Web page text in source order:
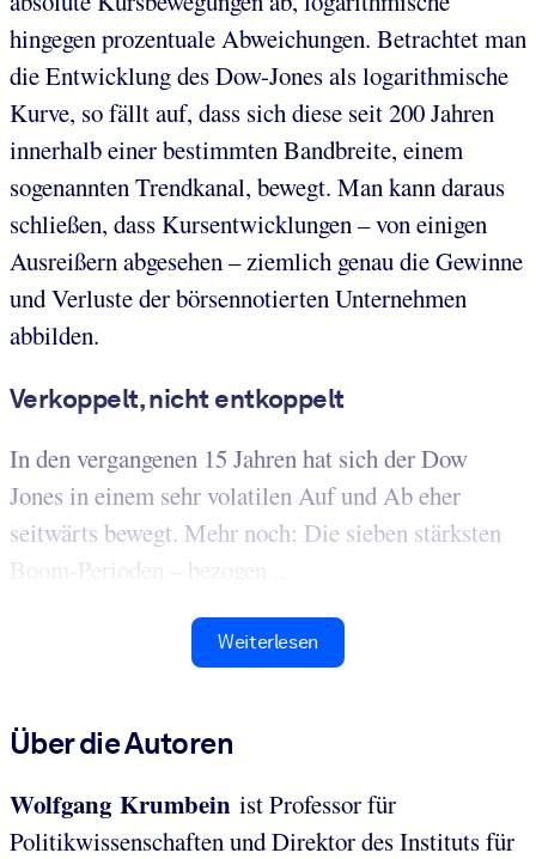
hingegen prozentuale Abweichungen. Betrachtet man
die Entwicklung des Dow-Jones als logarithmische
Kurve, so fällt auf, dass sich diese seit 200 Jahren
innerhalb einer bestimmten Bandbreite, einem
sogenannten Trendkanal, bewegt. Man kann daraus
schließen, dass Kursentwicklungen – von einigen
Ausreißern abgesehen – ziemlich genau die Gewinne
und Verluste der börsennotierten Unternehmen
abbilden.
Verkoppelt, nicht entkoppelt
In den vergangenen 15 Jahren hat sich der Dow
Jones in einem sehr volatilen Auf und Ab eher
seitwärts bewegt. Mehr noch: Die sieben stärksten
Boom-Perioden – bezogen...
Weiterlesen
Über die Autoren
Wolfgang Krumbein ist Professor für
Politikwissenschaften und Direktor des Instituts für